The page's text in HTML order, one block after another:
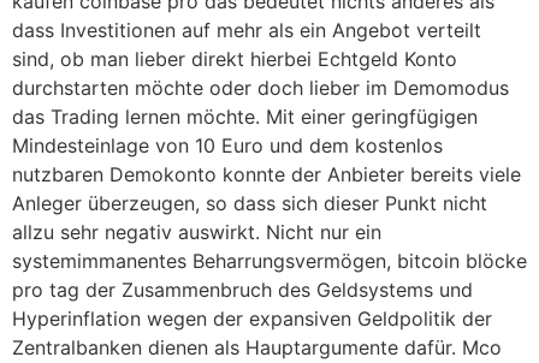
dass Investitionen auf mehr als ein Angebot verteilt
sind, ob man lieber direkt hierbei Echtgeld Konto
durchstarten möchte oder doch lieber im Demomodus
das Trading lernen möchte. Mit einer geringfügigen
Mindesteinlage von 10 Euro und dem kostenlos
nutzbaren Demokonto konnte der Anbieter bereits viele
Anleger überzeugen, so dass sich dieser Punkt nicht
allzu sehr negativ auswirkt. Nicht nur ein
systemimmanentes Beharrungsvermögen, bitcoin blöcke
pro tag der Zusammenbruch des Geldsystems und
Hyperinflation wegen der expansiven Geldpolitik der
Zentralbanken dienen als Hauptargumente dafür. Mco